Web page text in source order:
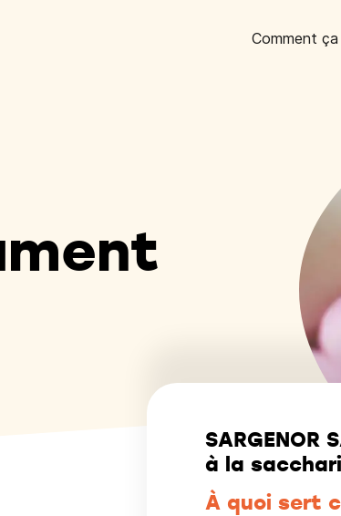
Comment ça
SARGENOR
à la
À quoi sert